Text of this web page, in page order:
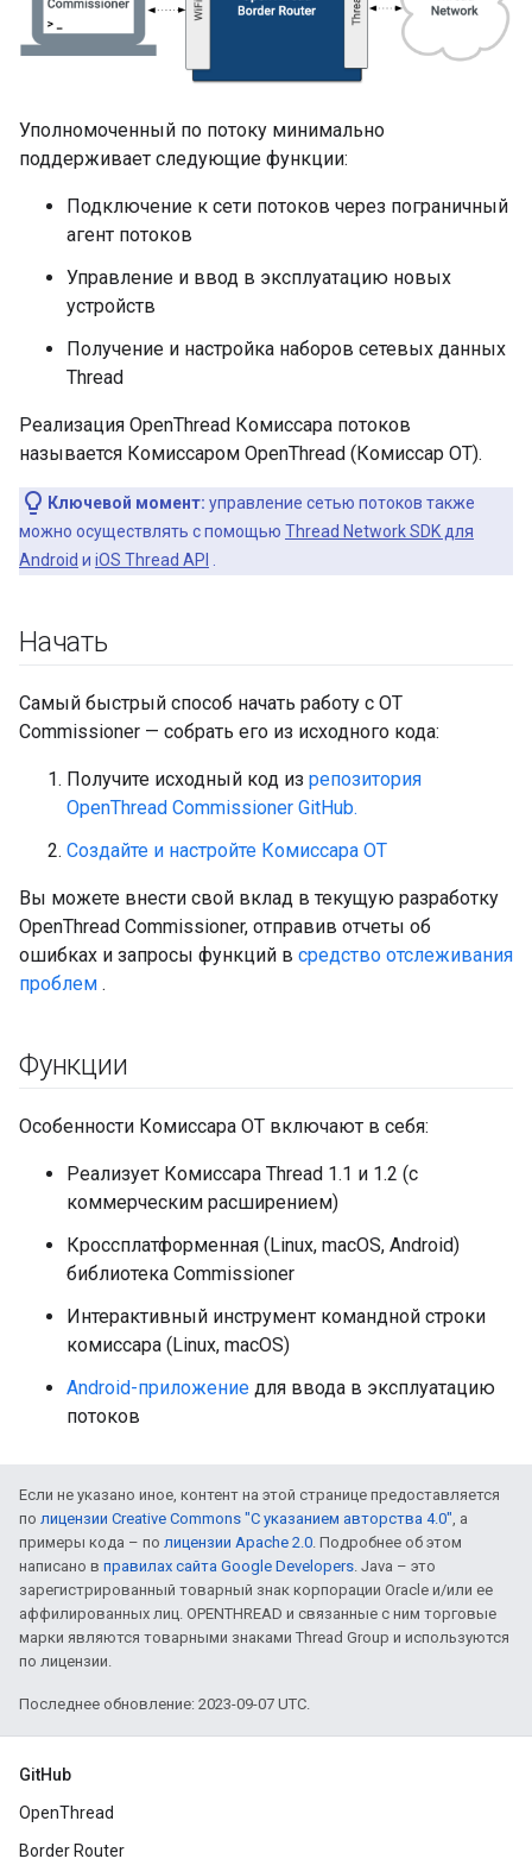
Уполномоченный по потоку минимально
поддерживает следующие функции:
Подключение к сети потоков через пограничный
агент потоков
Управление и ввод в эксплуатацию новых
устройств
Получение и настройка наборов сетевых данных
Thread
Реализация OpenThread Комиссара потоков
называется Комиссаром OpenThread (Комиссар OT).
Ключевой момент: управление сетью потоков также
можно осуществлять с помощью Thread Network SDK для
Android и iOS Thread API .
Начать
Самый быстрый способ начать работу с OT
Commissioner — собрать его из исходного кода:
Получите исходный код из репозитория
OpenThread Commissioner GitHub.
Создайте и настройте Комиссара OT
Вы можете внести свой вклад в текущую разработку
OpenThread Commissioner, отправив отчеты об
ошибках и запросы функций в средство отслеживания
проблем .
Функции
Особенности Комиссара OT включают в себя:
Реализует Комиссара Thread 1.1 и 1.2 (с
коммерческим расширением)
Кроссплатформенная (Linux, macOS, Android)
библиотека Commissioner
Интерактивный инструмент командной строки
комиссара (Linux, macOS)
Android-приложение для ввода в эксплуатацию
потоков
Если не указано иное, контент на этой странице предоставляется
по лицензии Creative Commons "С указанием авторства 4.0", а
примеры кода – по лицензии Apache 2.0. Подробнее об этом
написано в правилах сайта Google Developers. Java – это
зарегистрированный товарный знак корпорации Oracle и/или ее
аффилированных лиц. OPENTHREAD и связанные с ним торговые
марки являются товарными знаками Thread Group и используются
по лицензии.
Последнее обновление: 2023-09-07 UTC.
GitHub
OpenThread
Border Router